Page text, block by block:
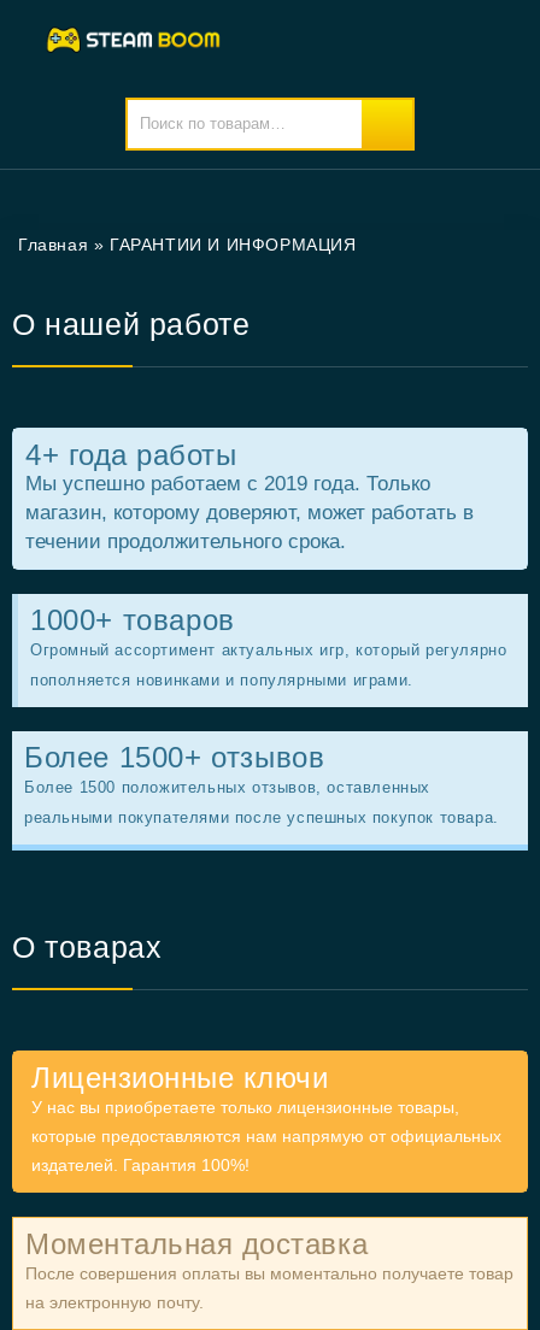
Главная » ГАРАНТИИ И ИНФОРМАЦИЯ
О нашей работе
4+ года работы
Мы успешно работаем с 2019 года. Только
магазин, которому доверяют, может работать в
течении продолжительного срока.
1000+ товаров
Огромный ассортимент актуальных игр, который регулярно
пополняется новинками и популярными играми.
Более 1500+ отзывов
Более 1500 положительных отзывов, оставленных
реальными покупателями после успешных покупок товара.
О товарах
Лицензионные ключи
У нас вы приобретаете только лицензионные товары,
которые предоставляются нам напрямую от официальных
издателей. Гарантия 100%!
Моментальная доставка
После совершения оплаты вы моментально получаете товар
на электронную почту.